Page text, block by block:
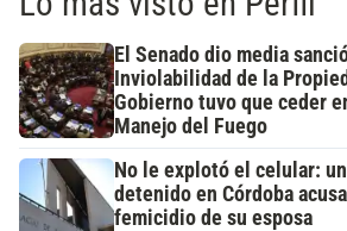
El Senado dio media
Inviolabilidad de la
Gobierno tuvo que ceder
Manejo del Fuego
No le explotó el celular:
detenido en Córdoba
femicidio de su esposa